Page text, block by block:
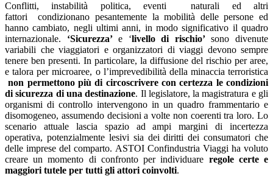
Conflitti, instabilità politica, eventi naturali ed altri
fattori condizionano pesantemente la mobilità delle persone ed
hanno cambiato, negli ultimi anni, in modo significativo il quadro
internazionale. ‘Sicurezza’e ‘livello di rischio’sono divenute
variabili che viaggiatori e organizzatori di viaggi devono sempre
tenere ben presenti. In particolare, la diffusione del rischio per aree,
e talora per microaree, o l’imprevedibilità della minaccia terroristica
non permettono più di circoscrivere con certezza le condizioni
di sicurezza di una destinazione. Il legislatore, la magistratura e gli
organismi di controllo intervengono in un quadro frammentario e
disomogeneo, assumendo decisioni a volte non coerenti tra loro. Lo
scenario attuale lascia spazio ad ampi margini di incertezza
operativa, potenzialmente lesivi sia dei diritti dei consumatori che
delle imprese del comparto. ASTOI Confindustria Viaggi ha voluto
creare un momento di confronto per individuare regole certe e
maggiori tutele per tutti gli attori coinvolti.